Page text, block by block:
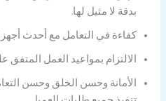
بدقة لا مثيل لها.
كفاءة في التعامل مع أحدث
الالتزام بمواعيد العمل المتفق
الأمانة وحسن الخلق وحسن